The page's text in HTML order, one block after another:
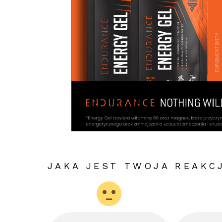
JAKA JEST TWOJA